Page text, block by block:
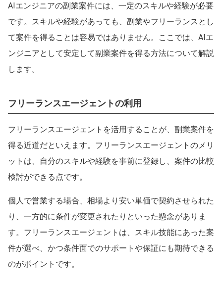
AIエンジニアの副業案件には、一定のスキルや経験が必要
です。スキルや経験があっても、副業やフリーランスとし
て案件を得ることは容易ではありません。ここでは、AIエ
ンジニアとして安定して副業案件を得る方法について解説
します。
フリーランスエージェントの利用
フリーランスエージェントを活用することが、副業案件を
得る近道だといえます。フリーランスエージェントのメリ
ットは、自分のスキルや経験を事前に登録し、案件の比較
検討ができる点です。
個人で営業する場合、相場より安い単価で契約させられた
り、一方的に条件が変更されたりといった懸念がありま
す。フリーランスエージェントは、スキル技能にあった案
件が選べ、かつ条件面でのサポートや保証にも期待できる
のがポイントです。